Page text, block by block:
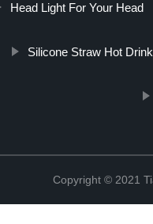
Head Light For Your Head
Silicone Straw Hot Drink
Copyright © 2021